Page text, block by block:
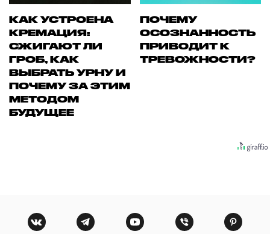
КАК УСТРОЕНА
КРЕМАЦИЯ:
СЖИГАЮТ ЛИ
ГРОБ, КАК
ВЫБРАТЬ УРНУ И
ПОЧЕМУ ЗА ЭТИМ
МЕТОДОМ
БУДУЩЕЕ
ПОЧЕМУ
ОСОЗНАННОСТЬ
ПРИВОДИТ К
ТРЕВОЖНОСТИ?